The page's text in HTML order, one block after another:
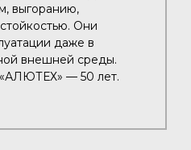
выгоранию,
Они
даже в
внешней среды.
— 50 лет.